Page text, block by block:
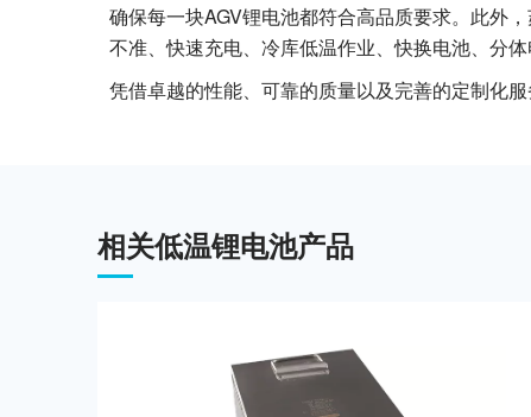
确保每一块AGV锂电池都符合高品质要求。此外
不准、快速充电、冷库低温作业、快换电池、分体
凭借卓越的性能、可靠的质量以及完善的定制化
相关低温锂电池产品